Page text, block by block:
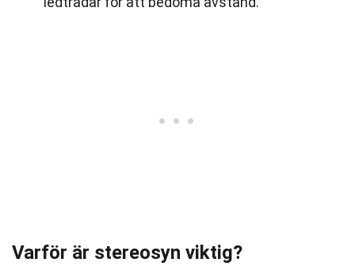
Varför är stereosyn viktig?